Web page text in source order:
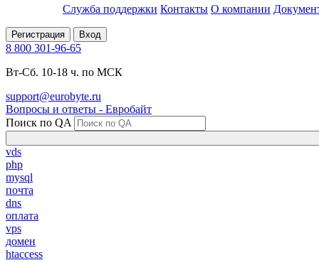
Служба поддержки Контакты О компании
Регистрация Вход
8 800 301-96-65
Вт-Сб. 10-18 ч. по МСК
support@eurobyte.ru
Вопросы и ответы - Евробайт
Поиск по QA
vds
php
mysql
почта
dns
оплата
vps
домен
htaccess